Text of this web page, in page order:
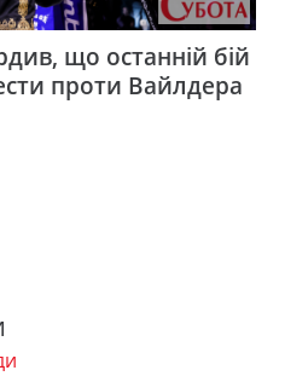
що останній бій
проти Вайлдера